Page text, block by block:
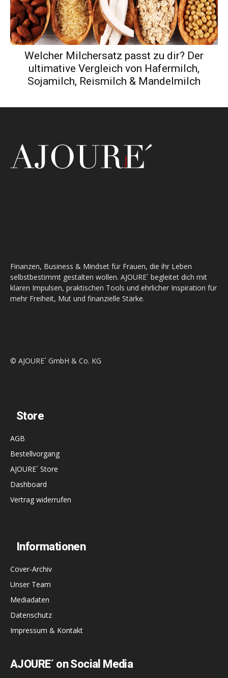
Welcher Milchersatz passt zu dir? Der
ultimative Vergleich von Hafermilch,
Sojamilch, Reismilch & Mandelmilch
Finanzen, Business & Mindset für Frauen, die ihr Leben
selbstbestimmt gestalten wollen. AJOURE´ begleitet dich mit
klaren Impulsen, praktischen Tools und ehrlicher Inspiration für
mehr Freiheit, Mut und finanzielle Stärke.
© AJOURE´ GmbH & Co. KG
Store
AGB
Bestellvorgang
AJOURE´ Store
Dashboard
Vertrag widerrufen
Informationen
Cover-Archiv
Unser Team
Mediadaten
Datenschutz
Impressum & Kontakt
AJOURE´ on Social Media